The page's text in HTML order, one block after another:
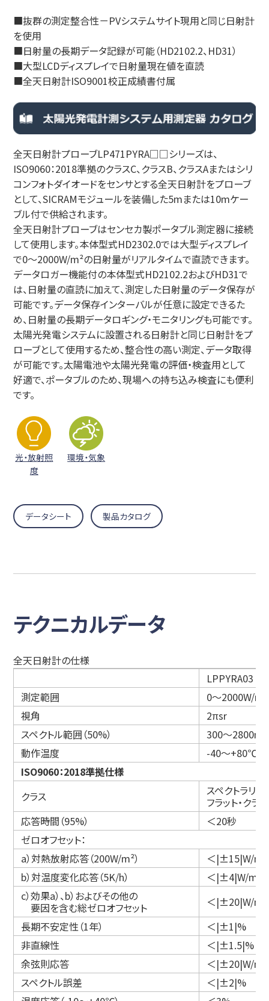
■抜群の測定整合性－PVシステムサイト現用と同じ日射計
を使用
■日射量の長期データ記録が可能（HD2102.2、HD31）
■大型LCDディスプレイで日射量現在値を直読
■全天日射計ISO9001校正成績書付属
全天日射計プローブLP471PYRA□□シリーズは、
ISO9060：2018準拠のクラスC、クラスB、クラスAまたはシリ
コンフォトダイオードをセンサとする全天日射計をプローブ
として、SICRAMモジュールを装備した5mまたは10mケー
ブル付で供給されます。
全天日射計プローブはセンセカ製ポータブル測定器に接続
して使用します。本体型式HD2302.0では大型ディスプレイ
で0～2000W/m²の日射量がリアルタイムで直読できます。
データロガー機能付の本体型式HD2102.2およびHD31で
は、日射量の直読に加えて、測定した日射量のデータ保存が
可能です。データ保存インターバルが任意に設定できるた
め、日射量の長期データロギング・モニタリングも可能です。
太陽光発電システムに設置される日射計と同じ日射計をプ
ローブとして使用するため、整合性の高い測定、データ取得
が可能です。太陽電池や太陽光発電の評価・検査用として
好適で、ポータブルのため、現場への持ち込み検査にも便利
です。
光・放射照
度
環境・気象
データシート 製品カタログ
テクニカルデータ
全天日射計の仕様
LPPYRA03
測定範囲
0～2000W/m²
視角
2πsr
スペクトル範囲（50%）
300～2800nm
動作温度
-40～+80℃
ISO9060：2018準拠仕様
クラス
スペクトラリー
フラット・クラ
応答時間（95%）
＜20秒
ゼロオフセット：
a）対熱放射応答（200W/m²）
＜|±15|W/m²
b）対温度変化応答（5K/h）
＜|±4|W/m²
c）効果a）、b）およびその他の
要因を含む総ゼロオフセット
＜|±20|W/m²
長期不安定性（1年）
＜|±1|%
非直線性
＜|±1.5|%
余弦則応答
＜|±20|W/m²
スペクトル誤差
＜|±2|%